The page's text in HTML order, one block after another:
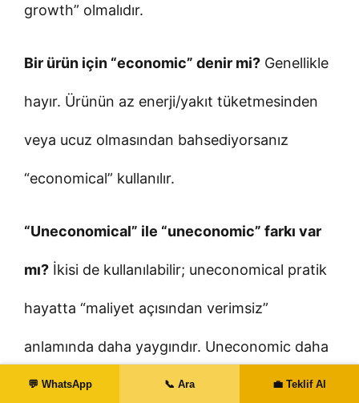
growth” olmalıdır.
Bir ürün için “economic” denir mi? Genellikle
hayır. Ürünün az enerji/yakıt tüketmesinden
veya ucuz olmasından bahsediyorsanız
“economical” kullanılır.
“Uneconomical” ile “uneconomic” farkı var
mı? İkisi de kullanılabilir; uneconomical pratik
hayatta “maliyet açısından verimsiz”
anlamında daha yaygındır. Uneconomic daha
çok ekonomik açıdan uygulanabilir olmayan
💬 WhatsApp 📞 Ara 💼 Teklif Al